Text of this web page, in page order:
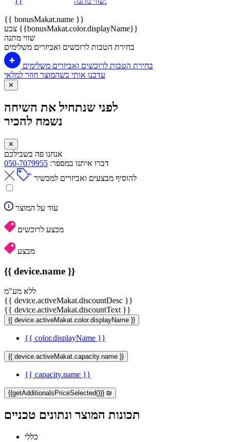
{{ bonusMakat.name }}
צבע {{bonusMakat.color.displayName}}
שווי מתנה
בחירת הטבות לרוכשים ואביזרים משלימים
בחירת הטבות לרוכשים ואביזרים משלימים
עדכנו אותי כשהמוצר חוזר למלאי
✕
לפני שנתחיל את השיחה
נשמח להכיר
✕
אנחנו פה בשבילכם
דברו איתנו במספר: 050-7079955
להוסיף מבצעים ואביזרים למכשיר
עוד על המוצר
מבצע לרוכשים
מבצע
{{ device.name }}
ללא מע"מ
{{ device.activeMakat.discountDesc }}
{{ device.activeMakat.discountText }}
{{ device.activeMakat.color.displayName }}
{{ color.displayName }}
{{ device.activeMakat.capacity.name }}
{{ capacity.name }}
{{getAdditionalsPriceSelected()}} ₪
תכונות המוצר ונתונים טכניים
כללי